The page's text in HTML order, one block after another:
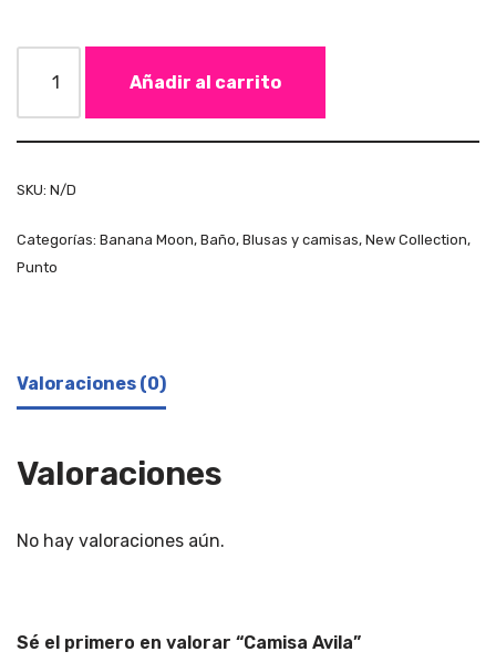
Añadir al carrito
SKU: N/D
Categorías: Banana Moon, Baño, Blusas y camisas, New Collection,
Punto
Valoraciones (0)
Valoraciones
No hay valoraciones aún.
Sé el primero en valorar “Camisa Avila”